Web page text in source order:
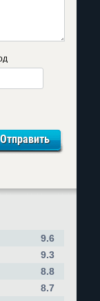
9.6
9.3
8.8
8.7